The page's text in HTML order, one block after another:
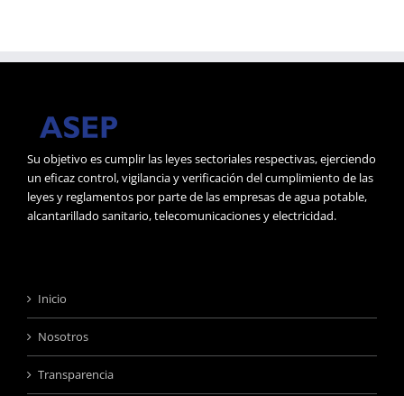
Su objetivo es cumplir las leyes sectoriales respectivas, ejerciendo
un eficaz control, vigilancia y verificación del cumplimiento de las
leyes y reglamentos por parte de las empresas de agua potable,
alcantarillado sanitario, telecomunicaciones y electricidad.
Inicio
Nosotros
Transparencia